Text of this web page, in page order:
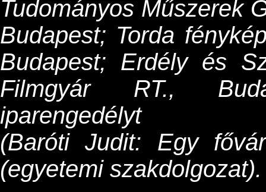
Tudományos Műszerek
Budapest; Torda
Budapest; Erdély és
Filmgyár RT.,
iparengedélyt
(Baróti Judit: Egy
(egyetemi